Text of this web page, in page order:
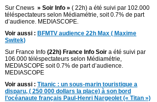
Sur Cnews » Soir Info » ( 22h) a été suivi par 102.000
téléspectateurs selon Médiamétrie, soit 0.7% de part
d’audience. MEDIASCOPE.
Voir aussi : BFMTV audience 22h Max ( Maxime
Switek)
Sur France Info (22h) France Info Soir a été suivi par
106.000 téléspectateurs selon Médiamétrie,
MEDIASCOPE soit 0.7% de part d’audience.
MEDIASCOPE
Voir aussi : Titanic : un sous-marin touristique a
disparu, ( 250 000 dollars la place) à son bord
l’océanaute français Paul-Henri Nargeolet (« Titan »)